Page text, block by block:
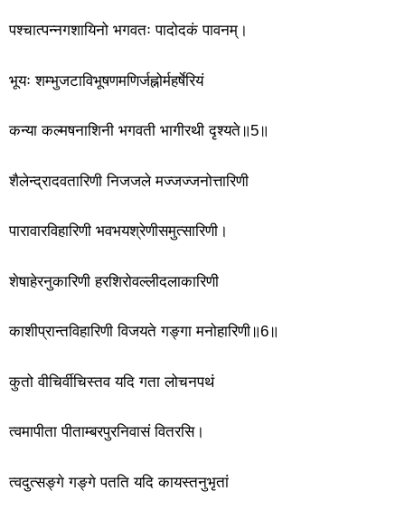
पश्चात्पन्नगशायिनो भगवतः पादोदकं पावनम्।
भूयः शम्भुजटाविभूषणमणिर्जह्नोर्महर्षेरियं
कन्या कल्मषनाशिनी भगवती भागीरथी दृश्यते॥5॥
शैलेन्द्रादवतारिणी निजजले मज्जज्जनोत्तारिणी
पारावारविहारिणी भवभयश्रेणीसमुत्सारिणी।
शेषाहेरनुकारिणी हरशिरोवल्लीदलाकारिणी
काशीप्रान्तविहारिणी विजयते गङ्गा मनोहारिणी॥6॥
कुतो वीचिर्वीचिस्तव यदि गता लोचनपथं
त्वमापीता पीताम्बरपुरनिवासं वितरसि।
त्वदुत्सङ्गे गङ्गे पतति यदि कायस्तनुभृतां